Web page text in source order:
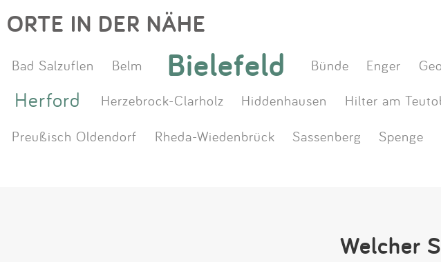
ORTE IN DER NÄHE
Bad Salzuflen Belm Bielefeld Bünde Enger
Herford Herzebrock-Clarholz Hiddenhausen Hilter am
Preußisch Oldendorf
Rheda-Wiedenbrück Sassenberg Spenge
Welcher